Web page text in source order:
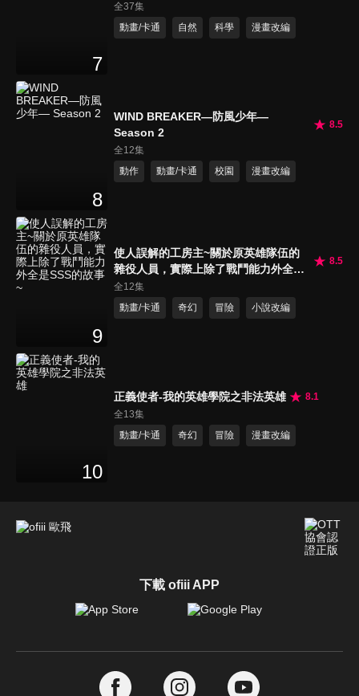
7
全37集
動畫/卡通
自然 科學 漫畫改編
8
WIND BREAKER—防風少年—
Season 2
8.5
全12集
動作
動畫/卡通 校園 漫畫改編
9
使人誤解的工房主~關於原英雄隊伍的
雜役人員，實際上除了戰鬥能力外全是
SSS的故事~
8.5
全12集
動畫/卡通
奇幻 冒險 小說改編
10
正義使者-我的英雄學院之非法英雄
8.1
全13集
動畫/卡通
奇幻 冒險 漫畫改編
下載 ofiii APP